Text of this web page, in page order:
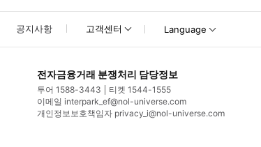
공지사항 고객센터 Language
전자금융거래 분쟁처리 담당정보
투어 1588-3443
티켓 1544-1555
이메일 interpark_ef@nol-universe.com
개인정보보호책임자 privacy_i@nol-universe.com